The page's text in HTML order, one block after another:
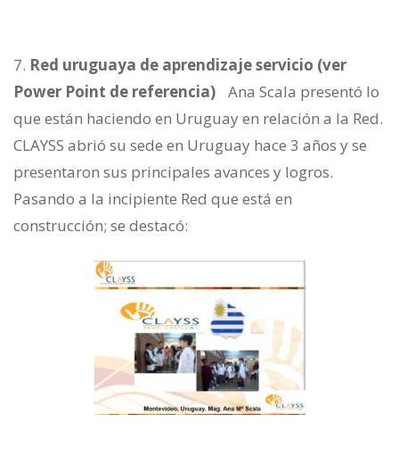
Red uruguaya de aprendizaje servicio (ver
Power Point de referencia)
Ana Scala presentó lo
que están haciendo en Uruguay en relación a la Red.
CLAYSS abrió su sede en Uruguay hace 3 años y se
presentaron sus principales avances y logros.
Pasando a la incipiente Red que está en
construcción; se destacó: